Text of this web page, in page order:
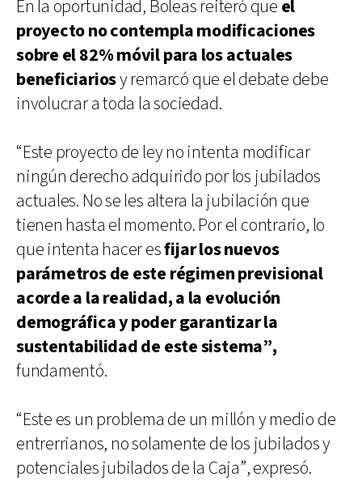
En la oportunidad, Boleas reiteró que el
proyecto no contempla modificaciones
sobre el 82% móvil para los actuales
beneficiariosy remarcó que el debate debe
involucrar a toda la sociedad.
“Este proyecto de ley no intenta modificar
ningún derecho adquirido por los jubilados
actuales. No se les altera la jubilación que
tienen hasta el momento. Por el contrario, lo
que intenta hacer esfijar los nuevos
parámetros de este régimen previsional
acorde a la realidad, a la evolución
demográfica y poder garantizar la
sustentabilidad de este sistema”,
fundamentó.
“Este es un problema de un millón y medio de
entrerrianos, no solamente de los jubilados y
potenciales jubilados de la Caja”, expresó.